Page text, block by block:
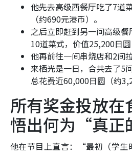
他先去高级西餐厅吃了7道
（约690元港币）。
之后立即赶到另一间高级
10道菜式，价值25,200日
他再前往一间串烧店和2间拉
来栖光是一日，合共去了5
总花费近60,000日圆（约
所有奖金投放在
悟出何为“真正
他在节目上直言：“最初（学生